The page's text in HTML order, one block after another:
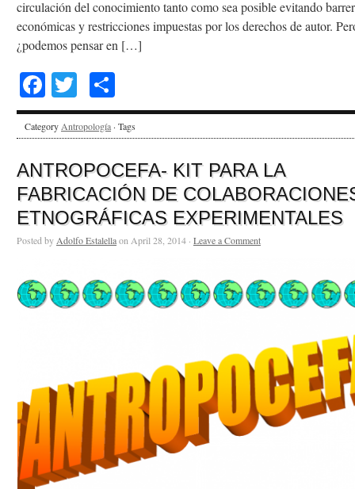
circulación del conocimiento tanto como sea posible evitando
económicas y restricciones impuestas por los derechos de autor.
¿podemos pensar en […]
Facebook
Twitter
Category Antropología · Tags
ANTROPOCEFA- KIT PARA LA
FABRICACIÓN DE
ETNOGRÁFICAS EXPERIMENTALES
Posted by Adolfo Estalellaon April 28, 2014 · Leave a Comment